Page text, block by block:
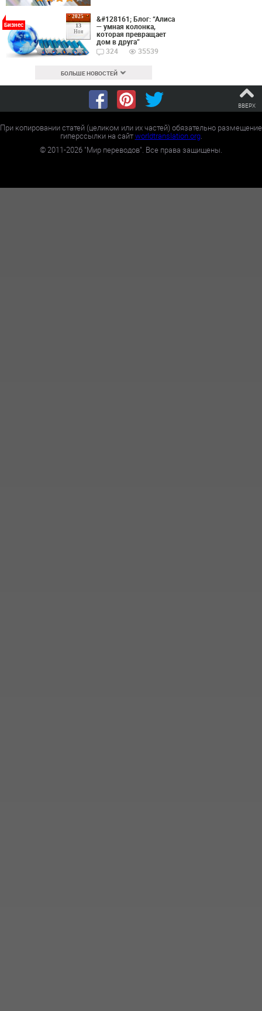
2025
13
Ноя
Бизнес
&#128161; Блог: “Алиса
— умная колонка,
которая превращает
дом в друга”
324
35539
БОЛЬШЕ НОВОСТЕЙ
ВВЕРХ
При копировании статей (целиком или их частей) обязательно размещение
гиперссылки на сайтworldtranslation.org.
©2011-2026 "Мир переводов". Все права защищены.